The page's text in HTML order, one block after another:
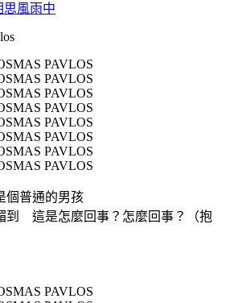
思風雨中
個普通的男孩
到 這是怎麼回事？怎麼回事？（抱